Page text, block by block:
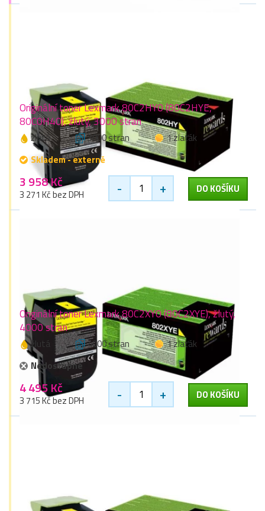
Originální toner Lexmark 80C2HY0 (80C2HYE,
80C0H40), žlutý, 3000 stran
žlutá 3000 stran
1 zlaťák
Skladem - externě
3 958 Kč
3 271 Kč bez DPH - + DO KOŠÍKU
Originální toner Lexmark 80C2XY0 (80C2XYE), žlutý,
4000 stran
žlutá 4000 stran
1 zlaťák
Nedostupné
4 495 Kč
3 715 Kč bez DPH - + DO KOŠÍKU